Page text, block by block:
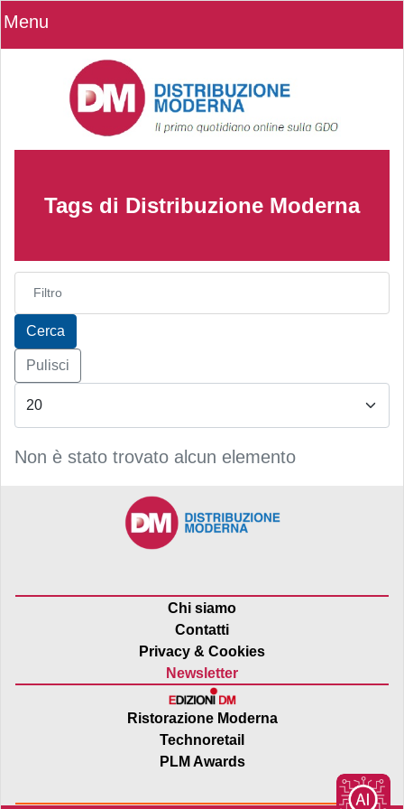
Menu
Tags di Distribuzione Moderna
Inserisci parte del titolo
Cerca
Pulisci
Non è stato trovato alcun elemento
Chi siamo
Contatti
Privacy & Cookies
Newsletter
Ristorazione Moderna
Technoretail
PLM Awards